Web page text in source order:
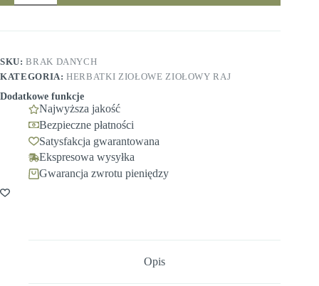
SKU:BRAK DANYCH
KATEGORIA:HERBATKI ZIOŁOWE ZIOŁOWY RAJ
Dodatkowe funkcje
Najwyższa jakość
Bezpieczne płatności
Satysfakcja gwarantowana
Ekspresowa wysyłka
Gwarancja zwrotu pieniędzy
Opis